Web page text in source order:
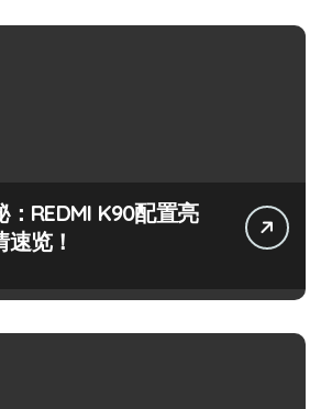
REDMI K90配置亮
览！